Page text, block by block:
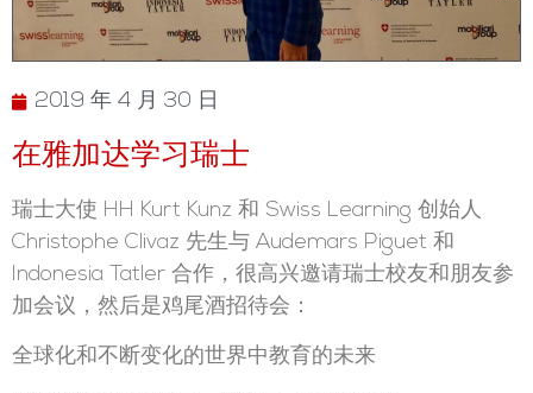
2019 年 4 月 30 日
在雅加达学习瑞士
瑞士大使 HH Kurt Kunz 和 Swiss Learning 创始人
Christophe Clivaz 先生与 Audemars Piguet 和
Indonesia Tatler 合作，很高兴邀请瑞士校友和朋友参
加会议，然后是鸡尾酒招待会：
全球化和不断变化的世界中教育的未来